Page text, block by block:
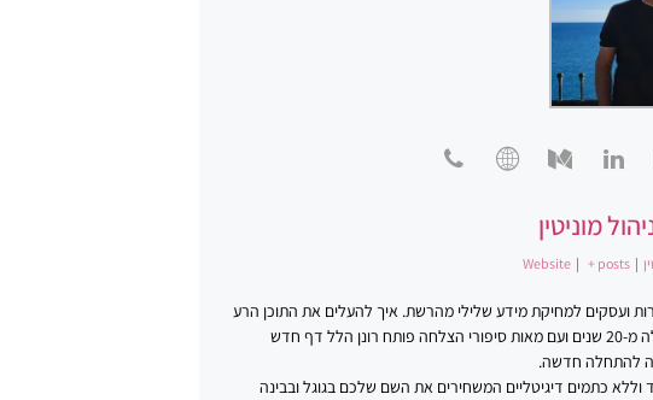
מוניטין
|
Website | + posts
ועסקים למחיקת מידע שלילי מהרשת. איך להעלים את התוכן הרע
מהאינטרנט. פתרונות יצירתיים. רונן הלל ניהול מוניטין. במשך למעלה מ-20 שנים ועם מאות סיפורי הצלחה פותח רונן הלל דף חדש
להתחלה חדשה.
וללא כתמים דיגיטליים המשחירים את השם שלכם בגוגל ובבינה